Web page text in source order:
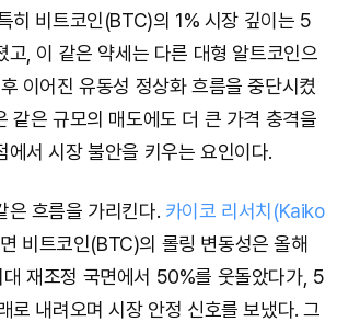
히 비트코인(BTC)의 1% 시장 깊이는 5
고, 이 같은 약세는 다른 대형 알트코인으
이어진 유동성 정상화 흐름을 중단시켰
같은 규모의 매도에도 더 큰 가격 충격을
에서 시장 불안을 키우는 요인이다.
은 흐름을 가리킨다. 카이코 리서치(Kaiko
비트코인(BTC)의 롤링 변동성은 올해
재조정 국면에서 50%를 웃돌았다가, 5
로 내려오며 시장 안정 신호를 보냈다. 그